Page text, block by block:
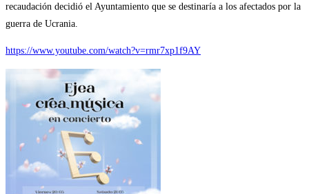
recaudación decidió el Ayuntamiento que se destinaría a los afectados por la
guerra de Ucrania.
https://www.youtube.com/watch?v=rmr7xp1f9AY